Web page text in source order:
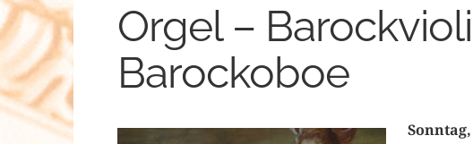
Orgel –
Barockoboe